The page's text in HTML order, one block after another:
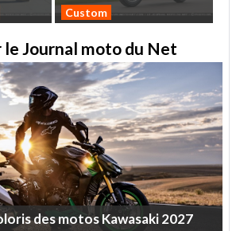
Custom
le Journal moto du Net
desmotosKawasaki2027